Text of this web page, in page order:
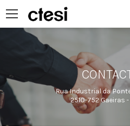
Rua Industrial da
2510-752 Gaeiras